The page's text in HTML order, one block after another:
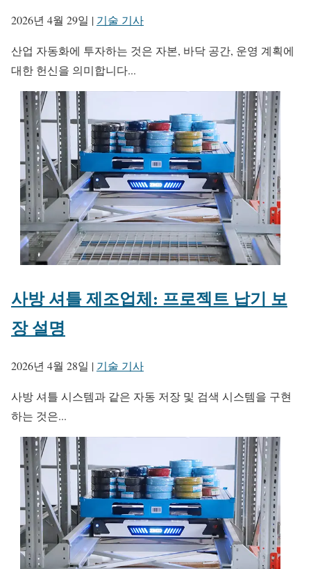
2026년 4월 29일 | 기술 기사
산업 자동화에 투자하는 것은 자본, 바닥 공간, 운영 계획에
대한 헌신을 의미합니다...
사방 셔틀 제조업체: 프로젝트 납기 보
장 설명
2026년 4월 28일 | 기술 기사
사방 셔틀 시스템과 같은 자동 저장 및 검색 시스템을 구현
하는 것은...